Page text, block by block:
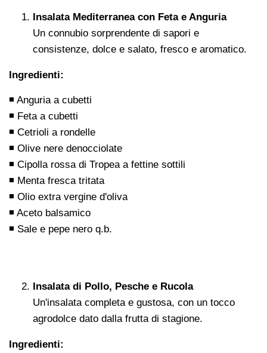
Insalata Mediterranea con Feta e Anguria
Un connubio sorprendente di sapori e
consistenze, dolce e salato, fresco e aromatico.
Ingredienti:
◾ Anguria a cubetti
◾ Feta a cubetti
◾ Cetrioli a rondelle
◾ Olive nere denocciolate
◾ Cipolla rossa di Tropea a fettine sottili
◾ Menta fresca tritata
◾ Olio extra vergine d'oliva
◾ Aceto balsamico
◾ Sale e pepe nero q.b.
Insalata di Pollo, Pesche e Rucola
Un'insalata completa e gustosa, con un tocco
agrodolce dato dalla frutta di stagione.
Ingredienti: